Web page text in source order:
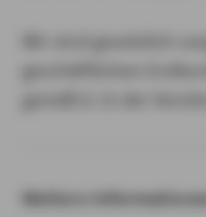
Weitere